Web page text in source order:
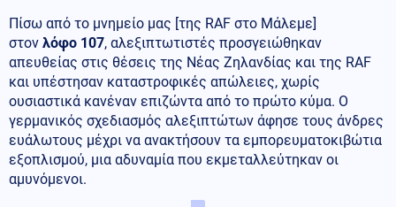
Πίσω από το μνημείο μας [της RAF στο Μάλεμε]
στον λόφο 107, αλεξιπτωτιστές προσγειώθηκαν
απευθείας στις θέσεις της Νέας Ζηλανδίας και της RAF
και υπέστησαν καταστροφικές απώλειες, χωρίς
ουσιαστικά κανέναν επιζώντα από το πρώτο κύμα. Ο
γερμανικός σχεδιασμός αλεξιπτώτων άφησε τους άνδρες
ευάλωτους μέχρι να ανακτήσουν τα εμπορευματοκιβώτια
εξοπλισμού, μια αδυναμία που εκμεταλλεύτηκαν οι
αμυνόμενοι.